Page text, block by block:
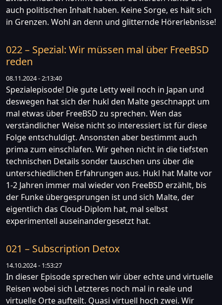
auch politischen Inhalt haben. Keine Sorge, es hält sich
in Grenzen. Wohl an denn und glitternde Hörerlebnisse!
022 – Spezial: Wir müssen mal über FreeBSD
reden
08.11.2024 - 2:13:40
Spezialepisode! Die gute Letty weil noch in Japan und
deswegen hat sich der hukl den Malte geschnappt um
mal etwas über FreeBSD zu sprechen. Wen das
verständlicher Weise nicht so interessiert ist für diese
Folge entschuldigt. Ansonsten aber bestimmt auch
prima zum einschlafen. Wir gehen nicht in die tiefsten
technischen Details sonder tauschen uns über die
unterschiedlichen Erfahrungen aus. Hukl hat Malte vor
1-2 Jahren immer mal wieder von FreeBSD erzählt, bis
der Funke übergesprungen ist und sich Malte, der
eigentlich das Cloud-Diplom hat, mal selbst
experimentell auseinandergesetzt hat.
021 – Subscription Detox
14.10.2024 - 1:53:27
In dieser Episode sprechen wir über echte und virtuelle
Reisen wobei sich Letzteres noch mal in reale und
virtuelle Orte aufteilt. Quasi virtuell hoch zwei. Wir